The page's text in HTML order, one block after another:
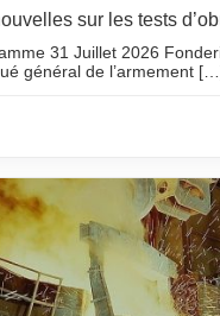
sur les tests
31 Juillet 2026
général de l’armement